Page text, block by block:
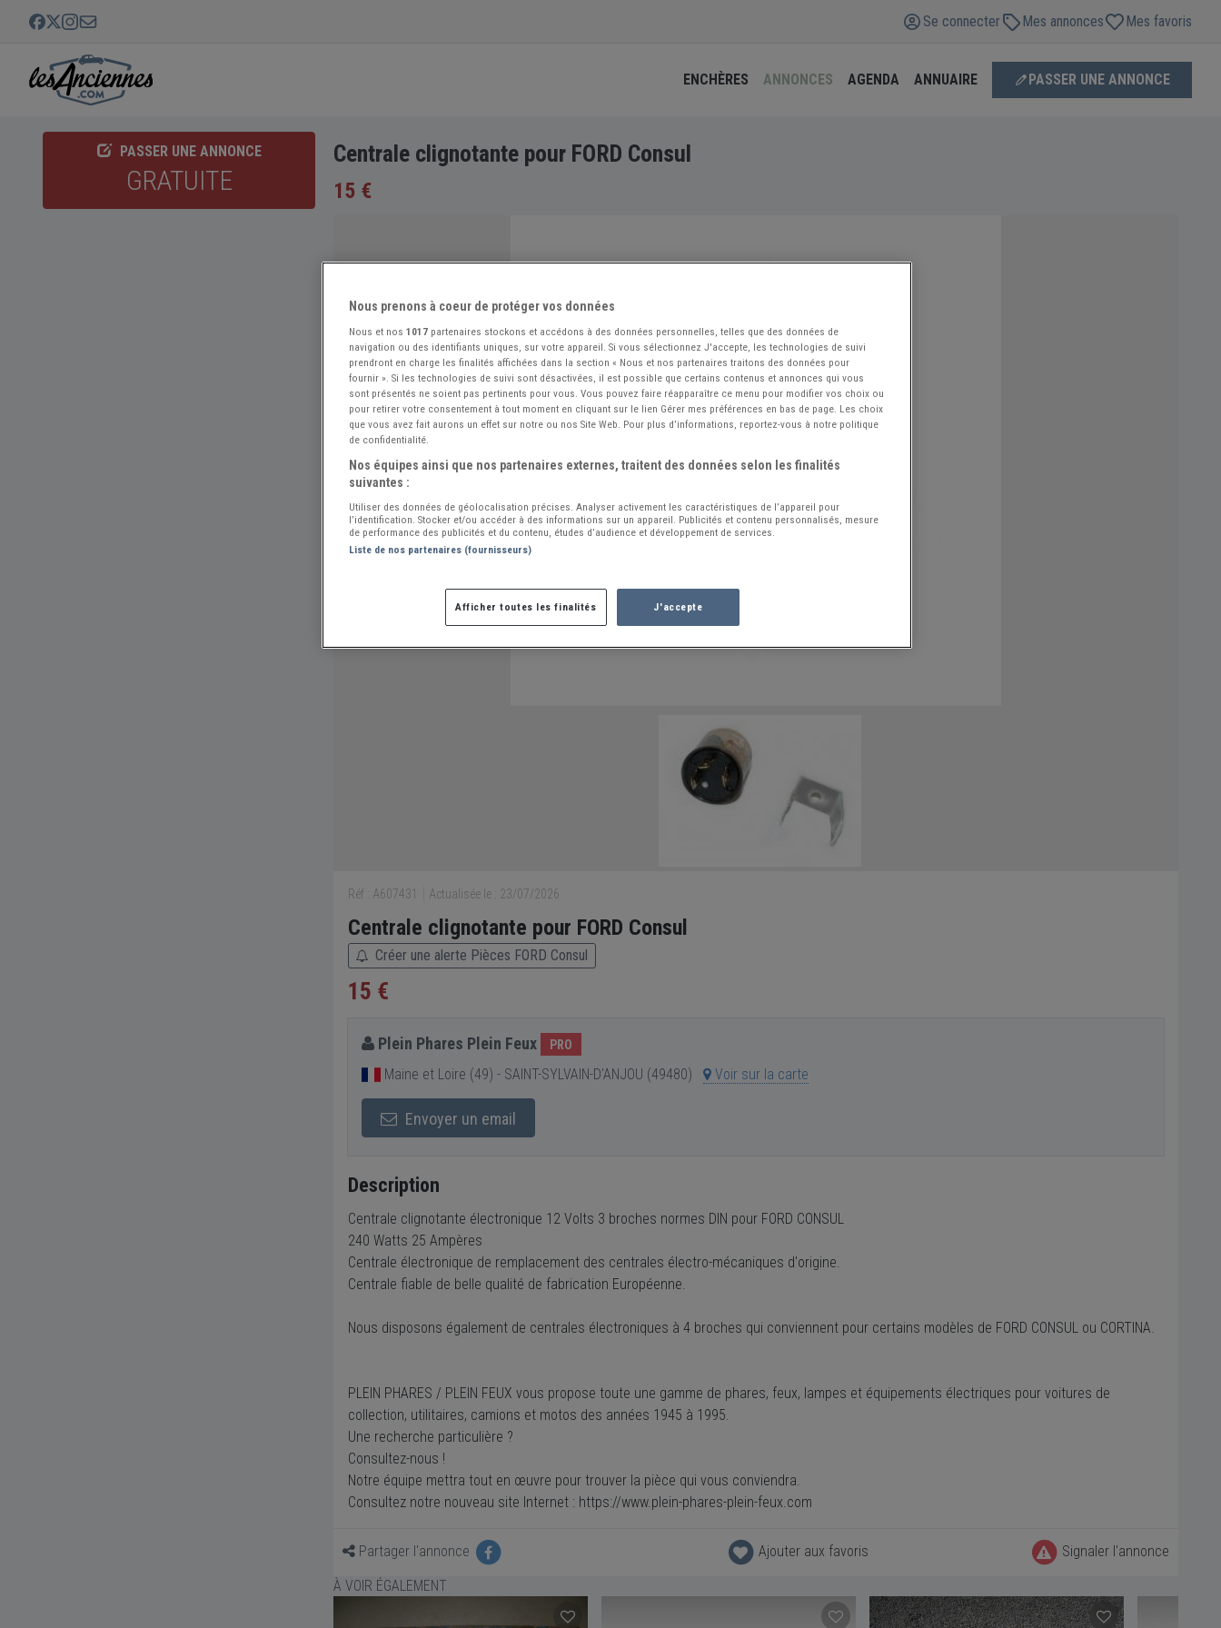
Se connecter Mes annonces Mes favoris
ENCHÈRES ANNONCES AGENDA ANNUAIRE PASSER UNE ANNONCE
PASSER UNE ANNONCE
GRATUITE
Centrale clignotante pour FORD Consul
15 €
Réf : A607431 Actualisée le : 23/07/2026
Centrale clignotante pour FORD Consul
Créer une alerte Pièces FORD Consul
15 €
Plein Phares Plein Feux PRO
Maine et Loire (49) - SAINT-SYLVAIN-D'ANJOU (49480) Voir sur la carte
Envoyer un email
Description
Centrale clignotante électronique 12 Volts 3 broches normes DIN pour FORD CONSUL
240 Watts 25 Ampères
Centrale électronique de remplacement des centrales électro-mécaniques d'origine.
Centrale fiable de belle qualité de fabrication Européenne.
Nous disposons également de centrales électroniques à 4 broches qui conviennent pour certains modèles de FORD CONSUL ou CORTINA.
PLEIN PHARES / PLEIN FEUX vous propose toute une gamme de phares, feux, lampes et équipements électriques pour voitures de
collection, utilitaires, camions et motos des années 1945 à 1995.
Une recherche particulière ?
Consultez-nous !
Notre équipe mettra tout en œuvre pour trouver la pièce qui vous conviendra.
Consultez notre nouveau site Internet : https://www.plein-phares-plein-feux.com
Partager l'annonce Ajouter aux favoris
Signaler l'annonce
À VOIR ÉGALEMENT
Nous prenons à coeur de protéger vos données
Nous et nos 1017 partenaires stockons et accédons à des données personnelles, telles que des données de
navigation ou des identifiants uniques, sur votre appareil. Si vous sélectionnez J'accepte, les technologies de suivi
prendront en charge les finalités affichées dans la section « Nous et nos partenaires traitons des données pour
fournir ». Si les technologies de suivi sont désactivées, il est possible que certains contenus et annonces qui vous
sont présentés ne soient pas pertinents pour vous. Vous pouvez faire réapparaître ce menu pour modifier vos choix ou
pour retirer votre consentement à tout moment en cliquant sur le lien Gérer mes préférences en bas de page. Les choix
que vous avez fait aurons un effet sur notre ou nos Site Web. Pour plus d’informations, reportez-vous à notre politique
de confidentialité.
Nos équipes ainsi que nos partenaires externes, traitent des données selon les finalités
suivantes :
Utiliser des données de géolocalisation précises. Analyser activement les caractéristiques de l’appareil pour
l’identification. Stocker et/ou accéder à des informations sur un appareil. Publicités et contenu personnalisés, mesure
de performance des publicités et du contenu, études d’audience et développement de services.
Liste de nos partenaires (fournisseurs)
Afficher toutes les finalités J'accepte